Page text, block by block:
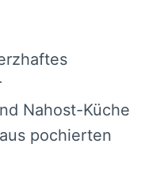
Nahost-Küche
pochierten